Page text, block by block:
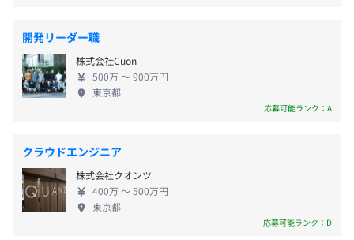
会社の利益に貢献した社員に、フェアに利益の一部を分配
したいという想いから生まれたのが3C制度です。
本当にフェアであるためには、「どのように評価するか」
が最も重要なポイントです。少数による恣意的な分配額の
決定ではなく、一緒に働く社員間の相互評価を大切にして
3C対象者全員に「あなたに総額●●●●万円のボーナス
を自分を除く3C対象者に分配する権限があったとした
ら、それぞれにいくらずつ分配しますか」というシートに
それぞれ分配額を記入してもらいます。この結果を集約し
て特別賞与額を決定し、対象社員に支払います。
◾︎残業手当
◾︎通勤手当（月額50,000円まで）
◾︎出張手当
◾︎近隣家賃補助制度（会社の3km圏内に住む社員に毎月2
・３C制度(特別賞与)※支給対象は在籍1年以上
年度末に収益に応じた額を支給対象者で360度評価を行い
そうして生み出されたものが私たちの付加価値を高
め、 顧客からの信頼を獲得する。 それが、また新た
なサービスの創造につながっていく――。 フォルシ
アのメンバー、一人ひとりは高い目標に向かい、 お
互いにフェアに切磋琢磨しながら、弛まぬ努力を重
開発リーダー職
株式会社Cuon
500万 〜 900万円
東京都
応募可能ランク：A
クラウドエンジニア
株式会社クオンツ
400万 〜 500万円
東京都
応募可能ランク：D